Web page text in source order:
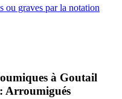
ou graves par la notation
à Goutail
Arroumigués